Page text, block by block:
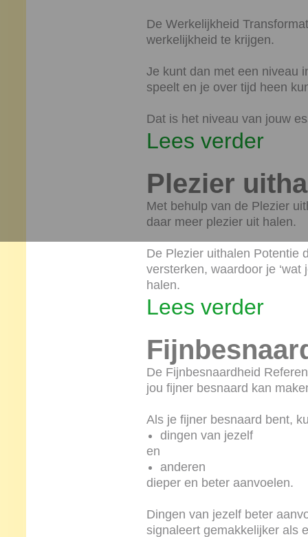
De Werkelijkheid
werkelijkheid te krijgen.
Je kunt dan met een niveau
speelt en je over tijd heen
Dat is het niveau van jouw
Lees verder
Plezier
Met behulp van de Plezier
daar meer plezier uit halen.
De Plezier uithalen Potentie
versterken, waardoor je ‘wat
halen.
Lees verder
De Fijnbesnaardheid
jou fijner besnaard kan
Als je fijner besnaard bent,
dingen van jezelf
en
anderen
dieper en beter aanvoelen.
Dingen van jezelf beter
signaleert gemakkelijker als